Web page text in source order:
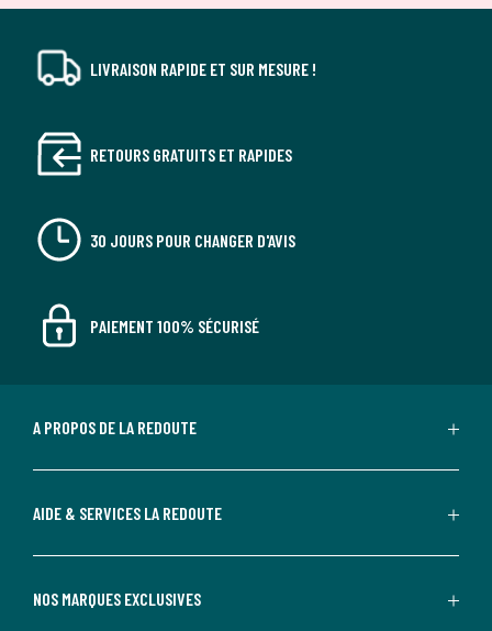
LIVRAISON RAPIDE ET SUR MESURE !
RETOURS GRATUITS ET RAPIDES
30 JOURS POUR CHANGER D'AVIS
PAIEMENT 100% SÉCURISÉ
A PROPOS DE LA REDOUTE
AIDE & SERVICES LA REDOUTE
NOS MARQUES EXCLUSIVES